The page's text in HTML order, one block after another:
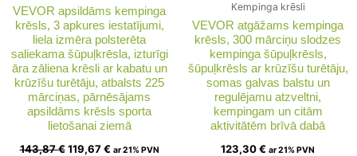
VEVOR apsildāms kempinga
krēsls, 3 apkures iestatījumi,
liela izmēra polsterēta
saliekama šūpuļkrēsla, izturīgi
āra zāliena krēsli ar kabatu un
krūzīšu turētāju, atbalsts 225
mārciņas, pārnēsājams
apsildāms krēsls sporta
lietošanai ziemā
143,87€ 119,67€ ar 21% PVN
Kempinga krēsli
VEVOR atgāžams kempinga
krēsls, 300 mārciņu slodzes
kempinga šūpuļkrēsls,
šūpuļkrēsls ar krūzīšu turētāju,
somas galvas balstu un
regulējamu atzveltni,
kempingam un citām
aktivitātēm brīvā dabā
123,30€ ar 21% PVN